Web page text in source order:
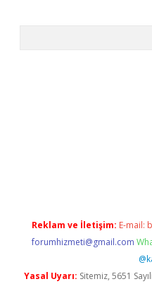
Reklam ve İletişim: E-mail:
forumhizmeti@gmail.com
Yasal Uyarı: Sitemiz, 5651